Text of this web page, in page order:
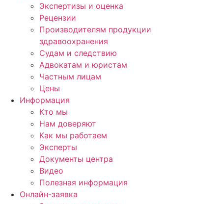
Экспертизы и оценка
Рецензии
Производителям продукции
здравоохранения
Судам и следствию
Адвокатам и юристам
Частным лицам
Цены
Информация
Кто мы
Нам доверяют
Как мы работаем
Эксперты
Документы центра
Видео
Полезная информация
Онлайн-заявка